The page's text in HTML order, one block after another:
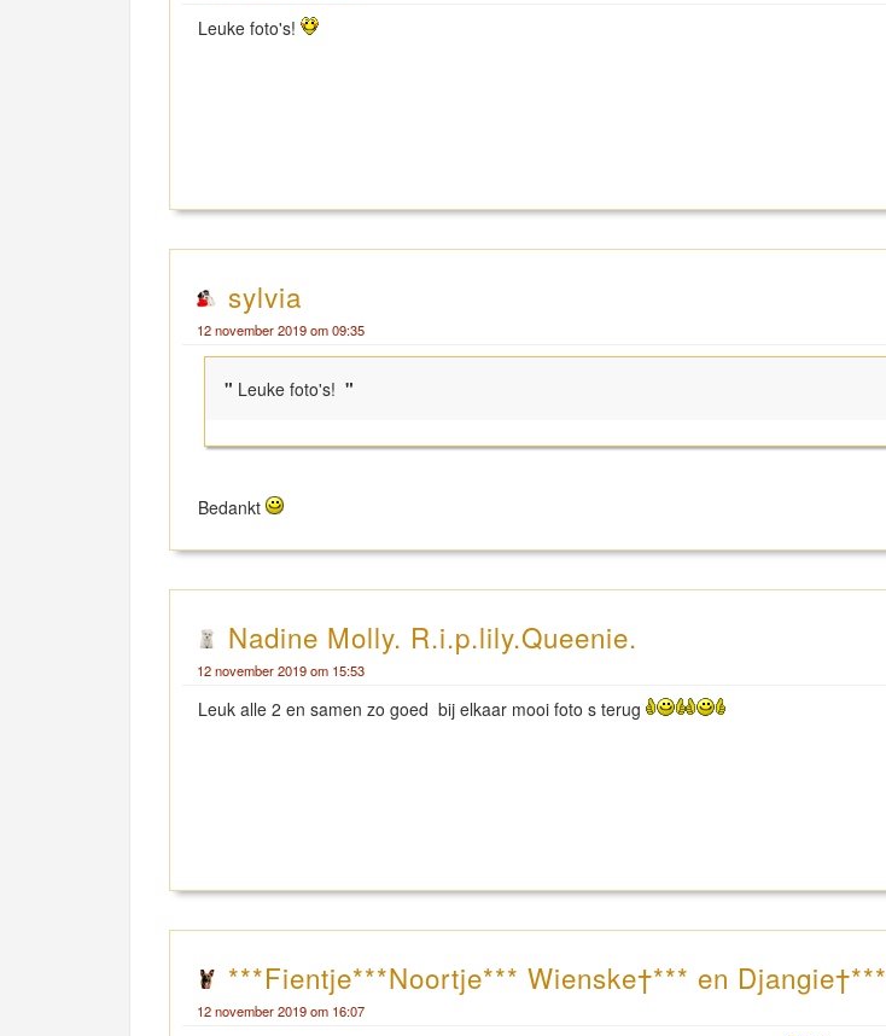
Leuke foto's!
sylvia
12 november 2019 om 09:35
" Leuke foto's! "
Bedankt
Nadine Molly. R.i.p.lily.Queenie.
12 november 2019 om 15:53
Leuk alle 2 en samen zo goed bij elkaar mooi foto s terug
***Fientje***Noortje*** Wienske†*** en Djangie†***
12 november 2019 om 16:07